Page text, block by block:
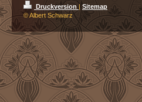
Druckversion | Sitemap
© Albert Schwarz